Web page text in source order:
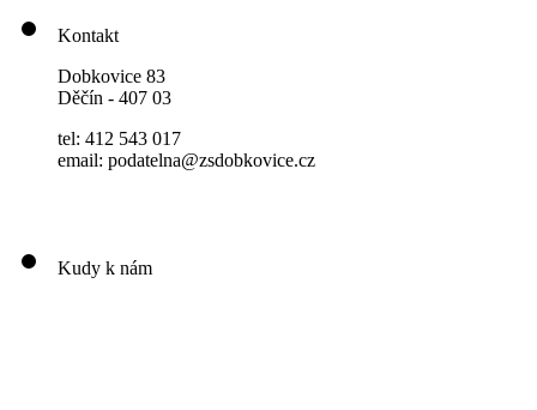
Kontakt
Dobkovice 83
Děčín - 407 03
tel: 412 543 017
email: podatelna@zsdobkovice.cz
Kudy k nám